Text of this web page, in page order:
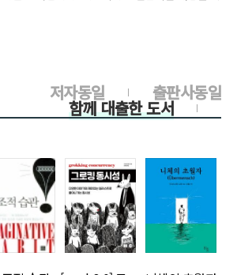
출판사동일
저자동일
함께 대출한 도서
> >